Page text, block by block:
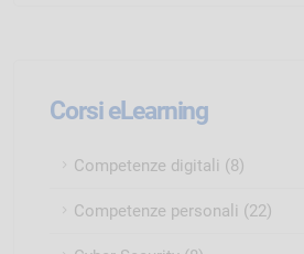
Corsi eLearning
Competenze digitali (8)
Competenze personali (22)